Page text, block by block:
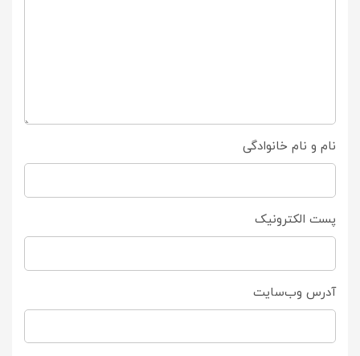
نام و نام خانوادگی
پست الکترونیک
آدرس وب‌سایت